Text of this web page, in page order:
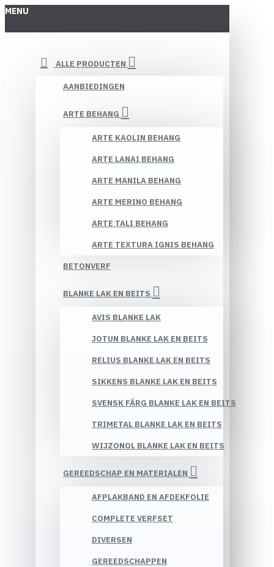
MENU
ALLE PRODUCTEN
AANBIEDINGEN
ARTE BEHANG
ARTE KAOLIN BEHANG
ARTE LANAI BEHANG
ARTE MANILA BEHANG
ARTE MERINO BEHANG
ARTE TALI BEHANG
ARTE TEXTURA IGNIS BEHANG
BETONVERF
BLANKE LAK EN BEITS
AVIS BLANKE LAK
JOTUN BLANKE LAK EN BEITS
RELIUS BLANKE LAK EN BEITS
SIKKENS BLANKE LAK EN BEITS
SVENSK FÄRG BLANKE LAK EN BEITS
TRIMETAL BLANKE LAK EN BEITS
WIJZONOL BLANKE LAK EN BEITS
GEREEDSCHAP EN MATERIALEN
AFPLAKBAND EN AFDEKFOLIE
COMPLETE VERFSET
DIVERSEN
GEREEDSCHAPPEN